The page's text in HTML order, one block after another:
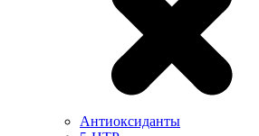
Антиоксиданты